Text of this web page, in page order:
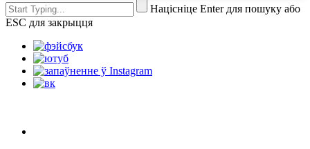
Націсніце Enter для пошуку або
ESC для закрыцця